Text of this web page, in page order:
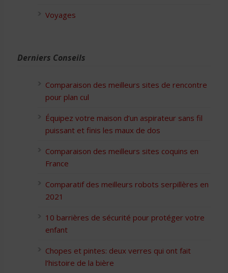
Voyages
Derniers Conseils
Comparaison des meilleurs sites de rencontre
pour plan cul
Équipez votre maison d’un aspirateur sans fil
puissant et finis les maux de dos
Comparaison des meilleurs sites coquins en
France
Comparatif des meilleurs robots serpillères en
2021
10 barrières de sécurité pour protéger votre
enfant
Chopes et pintes: deux verres qui ont fait
l’histoire de la bière